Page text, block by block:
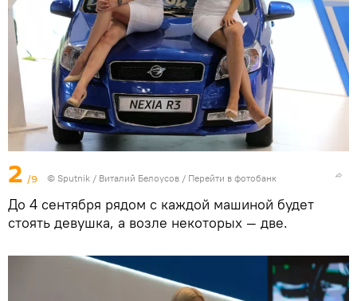
2 /9 © Sputnik / Виталий Белоусов / Перейти в фотобанк
До 4 сентября рядом с каждой машиной будет
стоять девушка, а возле некоторых — две.